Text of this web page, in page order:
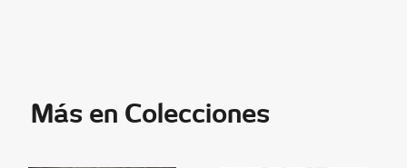
Más en Colecciones